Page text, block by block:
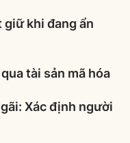
khi đang ẩn
tài sản mã hóa
Xác định người